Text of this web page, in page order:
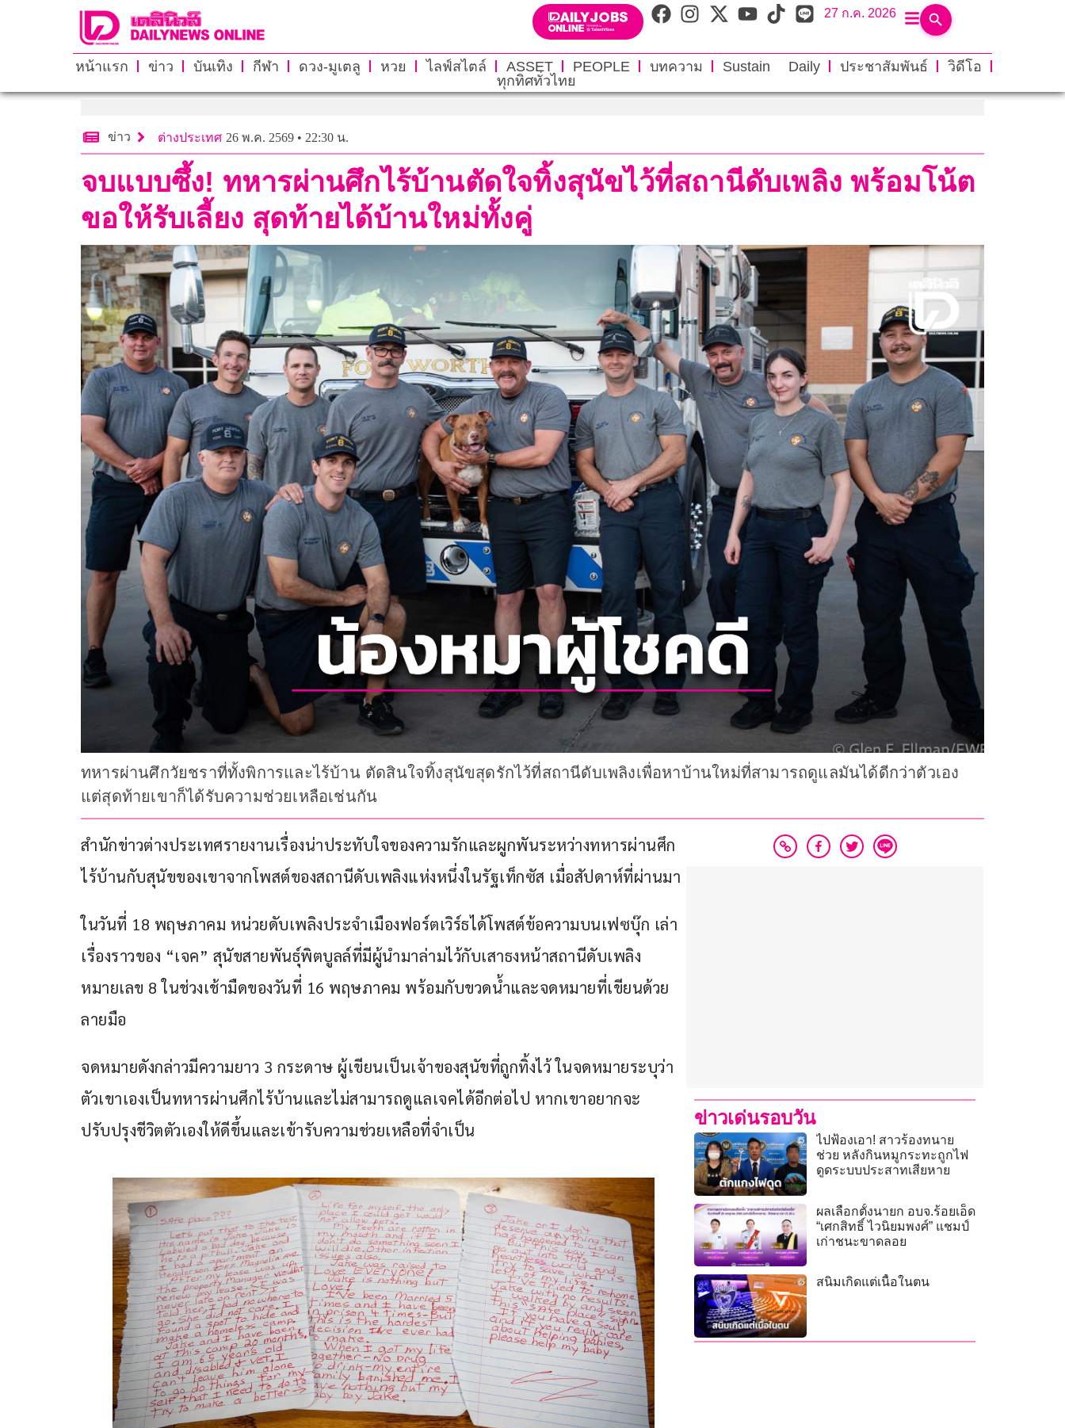
27 ก.ค. 2026
หน้าแรก ข่าว บันเทิง กีฬา ดวง-มูเตลู หวย ไลฟ์สไตล์ ASSET PEOPLE บทความ Sustain Daily ประชาสัมพันธ์
วิดีโอ
ทุกทิศทั่วไทย
ข่าว ต่างประเทศ 26 พ.ค. 2569 • 22:30 น.
จบแบบซึ้ง! ทหารผ่านศึกไร้บ้านตัดใจทิ้งสุนัขไว้ที่สถานีดับเพลิง พร้อมโน้ต
ขอให้รับเลี้ยง สุดท้ายได้บ้านใหม่ทั้งคู่
ทหารผ่านศึกวัยชราที่ทั้งพิการและไร้บ้าน ตัดสินใจทิ้งสุนัขสุดรักไว้ที่สถานีดับเพลิงเพื่อหาบ้านใหม่ที่สามารถดูแลมันได้ดีกว่าตัวเอง
แต่สุดท้ายเขาก็ได้รับความช่วยเหลือเช่นกัน
สำนักข่าวต่างประเทศรายงานเรื่องน่าประทับใจของความรักและผูกพันระหว่างทหารผ่านศึก
ไร้บ้านกับสุนัขของเขาจากโพสต์ของสถานีดับเพลิงแห่งหนึ่งในรัฐเท็กซัส เมื่อสัปดาห์ที่ผ่านมา
ในวันที่ 18 พฤษภาคม หน่วยดับเพลิงประจำเมืองฟอร์ตเวิร์ธได้โพสต์ข้อความบนเฟซบุ๊ก เล่า
เรื่องราวของ “เจค” สุนัขสายพันธุ์พิตบูลล์ที่มีผู้นำมาล่ามไว้กับเสาธงหน้าสถานีดับเพลิง
หมายเลข 8 ในช่วงเช้ามืดของวันที่ 16 พฤษภาคม พร้อมกับขวดน้ำและจดหมายที่เขียนด้วย
ลายมือ
จดหมายดังกล่าวมีความยาว 3 กระดาษ ผู้เขียนเป็นเจ้าของสุนัขที่ถูกทิ้งไว้ ในจดหมายระบุว่า
ตัวเขาเองเป็นทหารผ่านศึกไร้บ้านและไม่สามารถดูแลเจคได้อีกต่อไป หากเขาอยากจะ
ปรับปรุงชีวิตตัวเองให้ดีขึ้นและเข้ารับความช่วยเหลือที่จำเป็น
ข่าวเด่นรอบวัน
ไปฟ้องเอา! สาวร้องทนาย
ช่วย หลังกินหมูกระทะถูกไฟ
ดูดระบบประสาทเสียหาย
ผลเลือกตั้งนายก อบจ.ร้อยเอ็ด
“เศกสิทธิ์ ไวนิยมพงศ์” แชมป์
เก่าชนะขาดลอย
สนิมเกิดแต่เนื้อในตน